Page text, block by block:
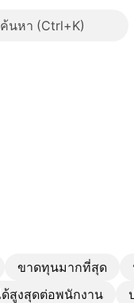
ค้นหา
ขาดทุนมากที่สุด
ด้สูงสุดต่อพนักงาน